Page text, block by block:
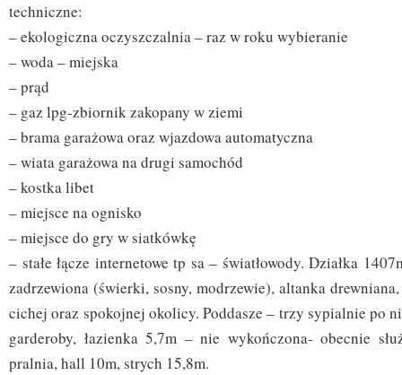
techniczne:
– ekologiczna oczyszczalnia – raz w roku wybieranie
– woda – miejska
– prąd
– gaz lpg-zbiornik zakopany w ziemi
– brama garażowa oraz wjazdowa automatyczna
– wiata garażowa na drugi samochód
– kostka libet
– miejsce na ognisko
– miejsce do gry w siatkówkę
– stałe łącze internetowe tp sa – światłowody. Działka
zadrzewiona (świerki, sosny, modrzewie), altanka drewniana,
cichej oraz spokojnej okolicy. Poddasze – trzy sypialnie po
garderoby, łazienka 5,7m – nie wykończona- obecnie
pralnia, hall 10m, strych 15,8m.